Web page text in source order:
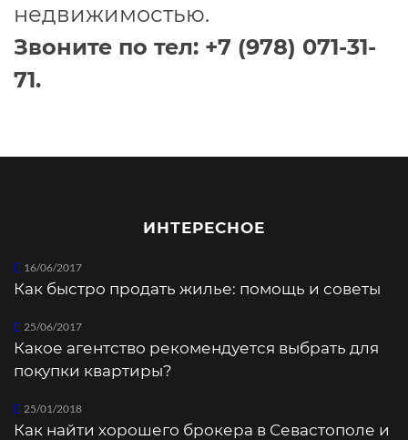
недвижимостью.
Звоните по тел: +7 (978) 071-31-
71.
ИНТЕРЕСНОЕ
16/06/2017
Как быстро продать жилье: помощь и советы
25/06/2017
Какое агентство рекомендуется выбрать для
покупки квартиры?
25/01/2018
Как найти хорошего брокера в Севастополе и